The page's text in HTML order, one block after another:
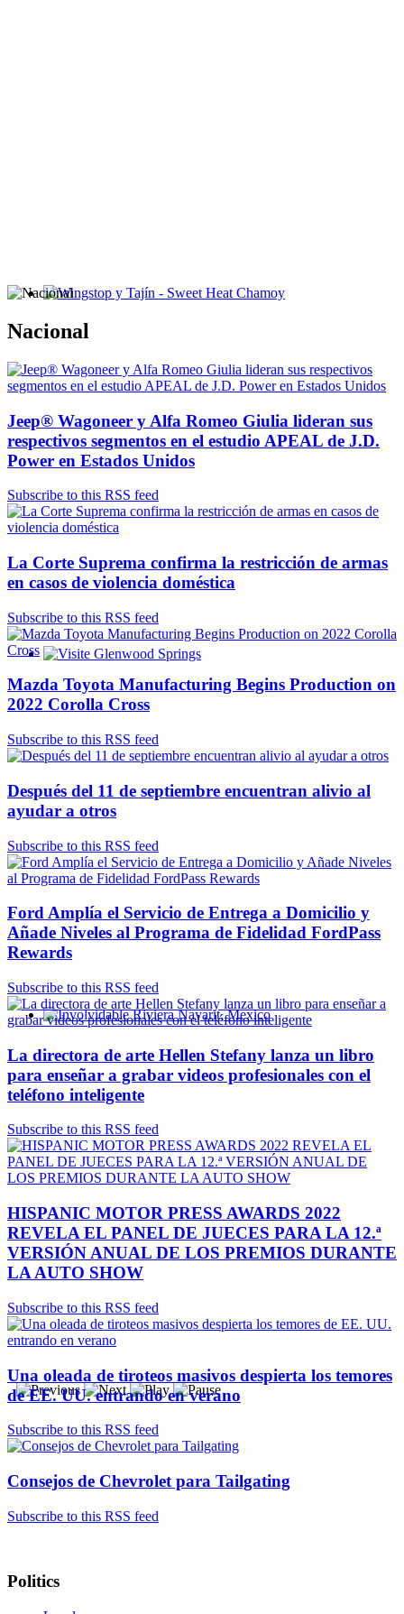
Involvidable Riviera Nayarit, Mexico
Nacional
Jeep® Wagoneer y Alfa Romeo Giulia lideran sus
respectivos segmentos en el estudio APEAL de J.D.
Power en Estados Unidos
Subscribe to this RSS feed
La Corte Suprema confirma la restricción de armas
en casos de violencia doméstica
Subscribe to this RSS feed
Mazda Toyota Manufacturing Begins Production on
2022 Corolla Cross
Subscribe to this RSS feed
Después del 11 de septiembre encuentran alivio al
ayudar a otros
Subscribe to this RSS feed
Ford Amplía el Servicio de Entrega a Domicilio y
Añade Niveles al Programa de Fidelidad FordPass
Rewards
Subscribe to this RSS feed
La directora de arte Hellen Stefany lanza un libro
para enseñar a grabar videos profesionales con el
teléfono inteligente
Subscribe to this RSS feed
HISPANIC MOTOR PRESS AWARDS 2022
REVELA EL PANEL DE JUECES PARA LA 12.ª
VERSIÓN ANUAL DE LOS PREMIOS DURANTE
LA AUTO SHOW
Subscribe to this RSS feed
Una oleada de tiroteos masivos despierta los temores
de EE. UU. entrando en verano
Subscribe to this RSS feed
Consejos de Chevrolet para Tailgating
Subscribe to this RSS feed
Politics